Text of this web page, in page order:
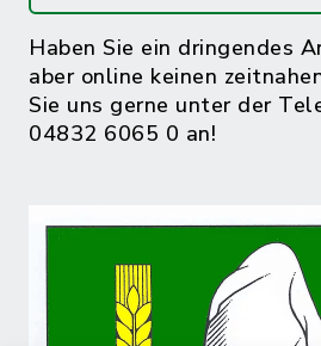
Haben Sie ein dringendes
aber online keinen
Sie uns gerne unter der
04832 6065 0 an!